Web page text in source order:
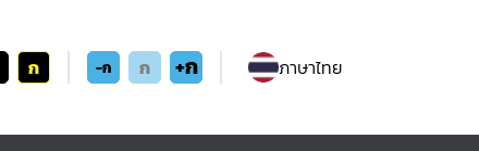
ก -ก ก +ก ภาษาไทย